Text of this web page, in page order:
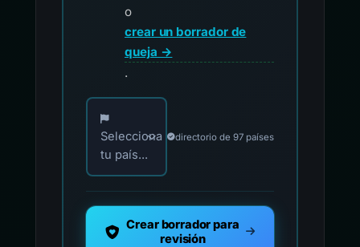
o
crear un borrador de
queja →
.
Elija su país para los contactos oficiales de
Selecciona
tu país...
directorio de 97 países
Crear borrador para
revisión